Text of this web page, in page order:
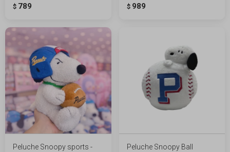
$ 789 $ 989
Peluche Snoopy sports -
Peluche Snoopy Ball